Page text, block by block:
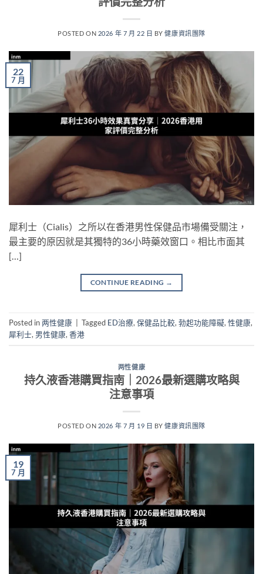
POSTED ON 2026 年 7 月 22 日 BY健康資訊團隊
22
7 月
犀利士（Cialis）之所以在香港男性保健品市場備受關注，
最主要的原因就是其獨特的36小時藥效窗口。相比市面其
[…]
CONTINUE READING →
Posted in两性健康 Tagged ED治療, 保健品比較, 勃起功能障礙, 性健康,
犀利士, 男性健康, 香港
两性健康
持久液香港購買指南｜2026最新選購攻略與
注意事項
POSTED ON 2026 年 7 月 19 日 BY健康資訊團隊
19
7 月